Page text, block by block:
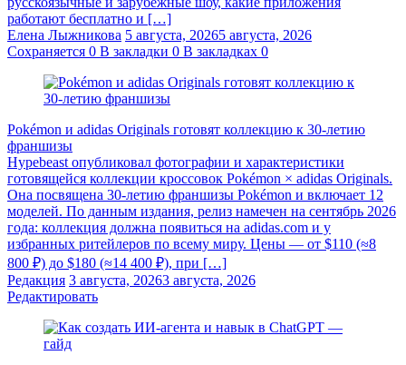
работают бесплатно и […]
Елена Лыжникова 5 августа, 20265 августа, 2026
Сохраняется 0 В закладки 0 В закладках 0
Pokémon и adidas Originals готовят коллекцию к 30-летию
франшизы
Hypebeast опубликовал фотографии и характеристики
готовящейся коллекции кроссовок Pokémon × adidas Originals.
Она посвящена 30-летию франшизы Pokémon и включает 12
моделей. По данным издания, релиз намечен на сентябрь 2026
года: коллекция должна появиться на adidas.com и у
избранных ритейлеров по всему миру. Цены — от $110 (≈8
800 ₽) до $180 (≈14 400 ₽), при […]
Редакция 3 августа, 20263 августа, 2026
Редактировать